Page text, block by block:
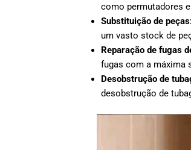
como permutadores
Substituição de
um vasto stock de
Reparação de fugas
fugas com a máxima
Desobstrução de
desobstrução de